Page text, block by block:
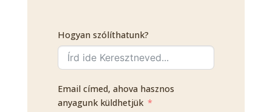
Hogyan szólíthatunk?
Email címed, ahova hasznos
anyagunk küldhetjük